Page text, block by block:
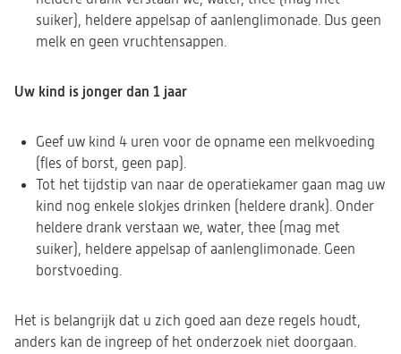
suiker), heldere appelsap of aanlenglimonade. Dus geen
melk en geen vruchtensappen.
Uw kind is jonger dan 1 jaar
Geef uw kind 4 uren voor de opname een melkvoeding
(fles of borst, geen pap).
Tot het tijdstip van naar de operatiekamer gaan mag uw
kind nog enkele slokjes drinken (heldere drank). Onder
heldere drank verstaan we, water, thee (mag met
suiker), heldere appelsap of aanlenglimonade. Geen
borstvoeding.
Het is belangrijk dat u zich goed aan deze regels houdt,
anders kan de ingreep of het onderzoek niet doorgaan.